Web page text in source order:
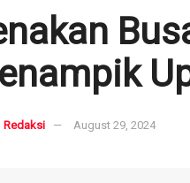
Redaksi August 29, 2024